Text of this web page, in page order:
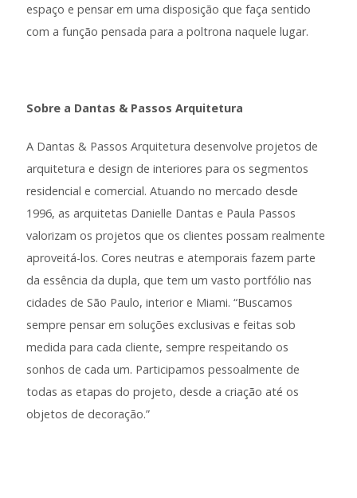
espaço e pensar em uma disposição que faça sentido
com a função pensada para a poltrona naquele lugar.
Sobre a Dantas & Passos Arquitetura
A Dantas & Passos Arquitetura desenvolve projetos de
arquitetura e design de interiores para os segmentos
residencial e comercial. Atuando no mercado desde
1996, as arquitetas Danielle Dantas e Paula Passos
valorizam os projetos que os clientes possam realmente
aproveitá-los. Cores neutras e atemporais fazem parte
da essência da dupla, que tem um vasto portfólio nas
cidades de São Paulo, interior e Miami. “Buscamos
sempre pensar em soluções exclusivas e feitas sob
medida para cada cliente, sempre respeitando os
sonhos de cada um. Participamos pessoalmente de
todas as etapas do projeto, desde a criação até os
objetos de decoração.”